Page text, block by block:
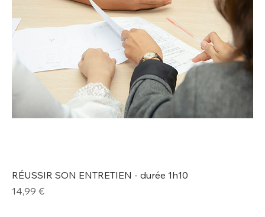
RÉUSSIR SON ENTRETIEN - durée 1h10
Prix
14,99 €